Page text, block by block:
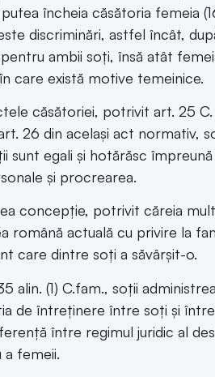
încheia căsătoria femeia
discriminări, astfel încât,
ambii soți, însă atât
care există motive temeinice.
căsătoriei, potrivit art. 25
26 din același act normativ,
sunt egali și hotărăsc
și procrearea.
concepție, potrivit căreia
română actuală cu privire la
care dintre soți a săvârșit-o.
alin. (1) C.fam., soții
de întreținere între soți și
între regimul juridic al
a femeii.